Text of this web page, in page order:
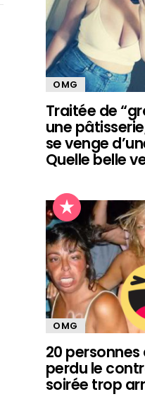
OMG
Traitée de
une
se venge
Quelle belle
OMG
20
perdu le
soirée trop